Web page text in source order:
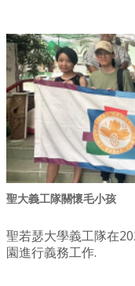
聖大義工隊關懷毛小孩
聖若瑟大學義工隊在
園進行義務工作.